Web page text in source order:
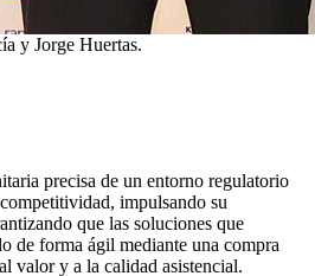
y Jorge Huertas.
precisa de un entorno regulatorio
impulsando su
que las soluciones que
de forma ágil mediante una compra
valor y a la calidad asistencial.